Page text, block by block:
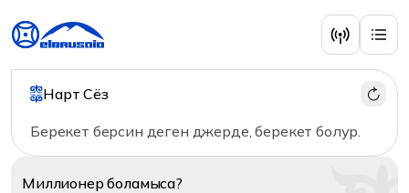
Нарт Сёз
Берекет берсин деген джерде, берекет болур.
Миллионерболамыса?